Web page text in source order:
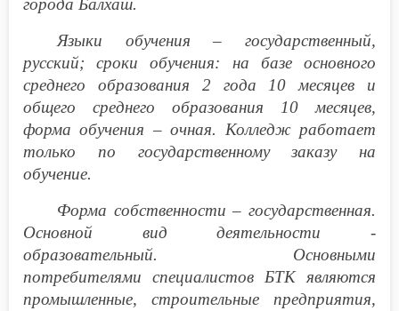
города Балхаш.
Языки обучения – государственный,
русский; сроки обучения: на базе основного
среднего образования 2 года 10 месяцев и
общего среднего образования 10 месяцев,
форма обучения – очная. Колледж работает
только по государственному заказу на
обучение.
Форма собственности – государственная.
Основной вид деятельности -
образовательный. Основными
потребителями специалистов БТК являются
промышленные, строительные предприятия,